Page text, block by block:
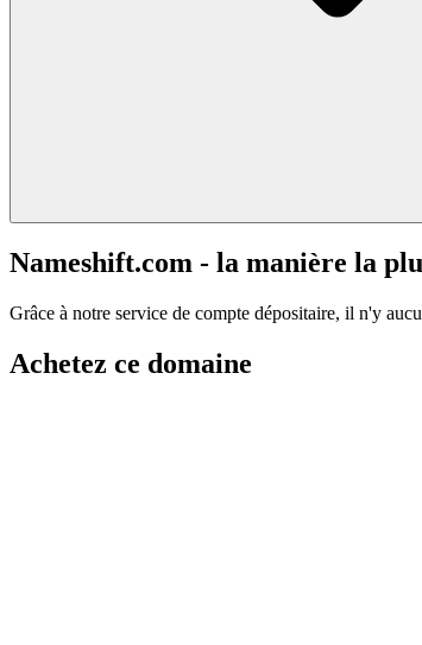
Nameshift.com - la manière la
Grâce à notre service de compte dépositaire, il n'y
Achetez ce domaine